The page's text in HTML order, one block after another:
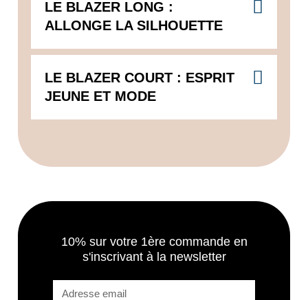
LE BLAZER LONG :
ALLONGE LA SILHOUETTE
LE BLAZER COURT : ESPRIT
JEUNE ET MODE
10% sur votre 1ère commande en
s'inscrivant à la newsletter